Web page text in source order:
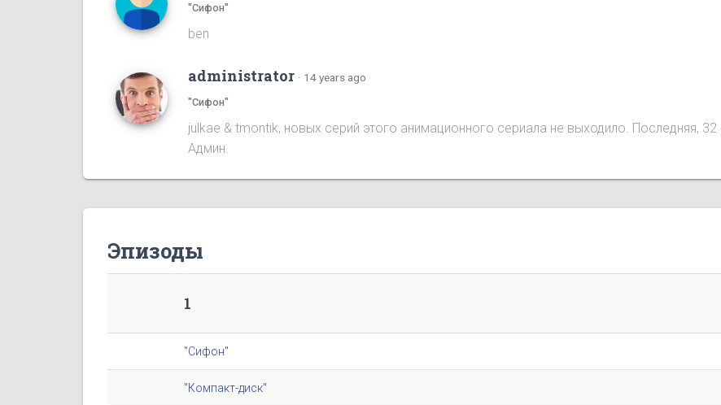
"Сифон"
ben
administrator · 14 years ago
"Сифон"
julkae & tmontik, новых серий этого анимационного сериала не выходило. Последняя,
Админ.
Эпизоды
1
"Сифон"
"Компакт-диск"